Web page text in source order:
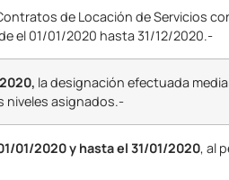
de Locación de Servicios
el 01/01/2020 hasta 31/12/2020.-
la designación efectuada
niveles asignados.-
01/2020 y hasta el 31/01/2020, al